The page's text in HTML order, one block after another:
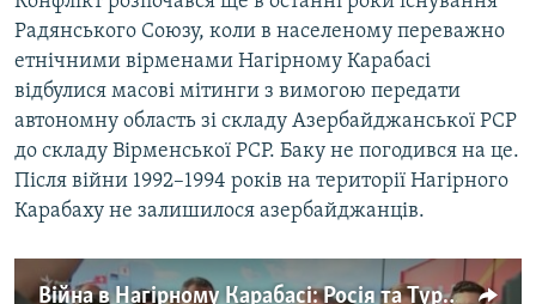
Радянського Союзу, коли в населеному переважно
етнічними вірменами Нагірному Карабасі
відбулися масові мітинги з вимогою передати
автономну область зі складу Азербайджанської РСР
до складу Вірменської РСР. Баку не погодився на це.
Після війни 1992­–1994 років на території Нагірного
Карабаху не залишилося азербайджанців.
Війна в Нагірному Карабасі: Росія та Туреччина зійдуться за Південний Кавказ?